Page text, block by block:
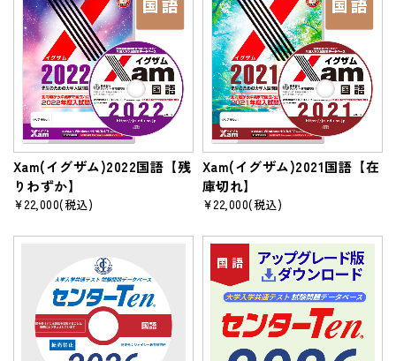
Xam(イグザム)2022国語【残
りわずか】
¥22,000(税込)
Xam(イグザム)2021国語【在
庫切れ】
¥22,000(税込)